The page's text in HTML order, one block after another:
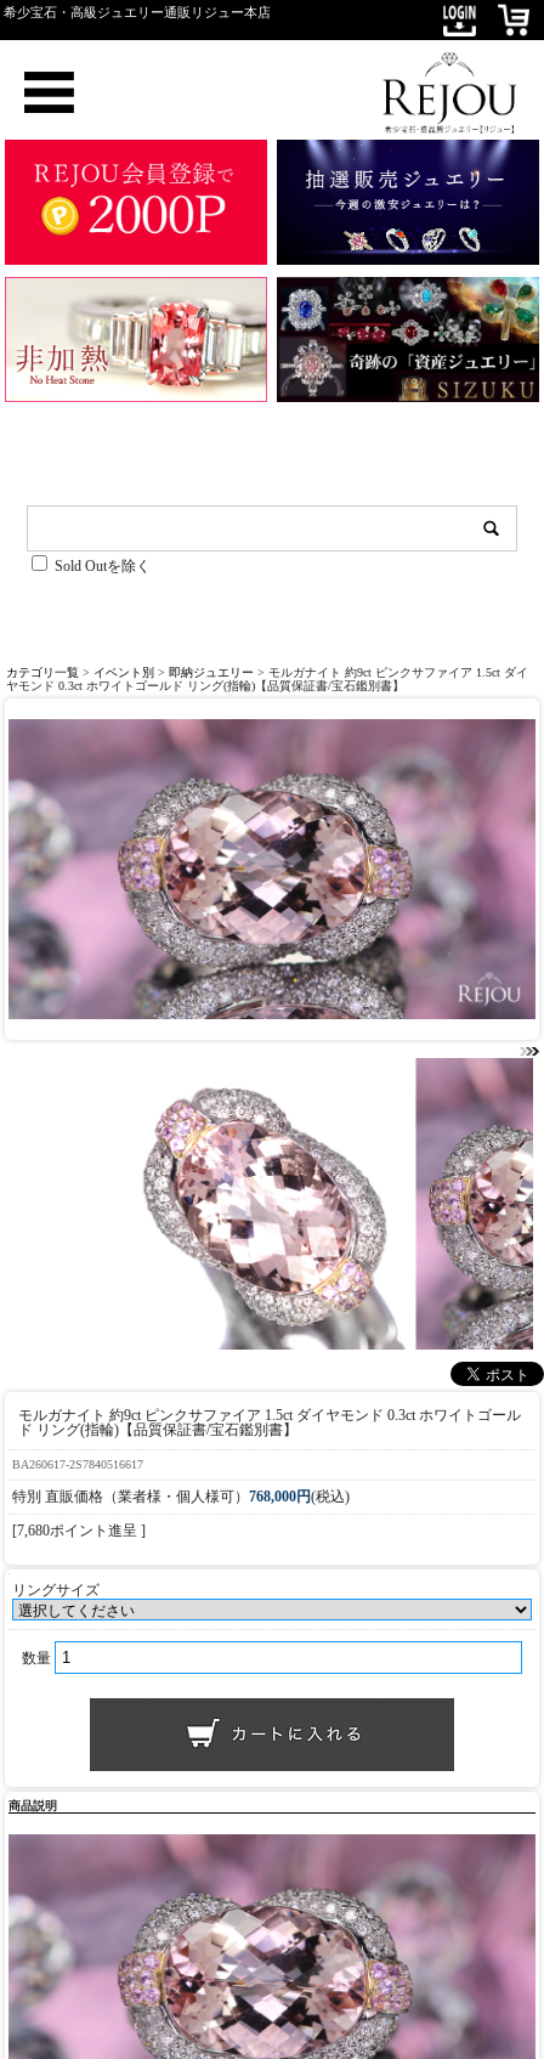
希少宝石・高級ジュエリー通販リジュー本店
Sold Outを除く
カテゴリ一覧 > イベント別 > 即納ジュエリー > モルガナイト 約9ct ピンクサファイア 1.5ct ダイ
ヤモンド 0.3ct ホワイトゴールド リング(指輪)【品質保証書/宝石鑑別書】
モルガナイト 約9ct ピンクサファイア 1.5ct ダイヤモンド 0.3ct ホワイトゴール
ド リング(指輪)【品質保証書/宝石鑑別書】
BA260617-2S7840516617
特別 直販価格（業者様・個人様可） 768,000円(税込)
[7,680ポイント進呈 ]
リングサイズ
数量
商品説明